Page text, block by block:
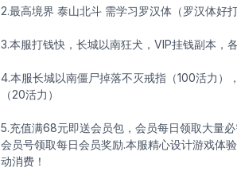
2.最高境界 泰山北斗 需学习罗汉体（罗汉体好打
3.本服打钱快，长城以南狂犬，VIP挂钱副本，
4.本服长城以南僵尸掉落不灭戒指（100活力）
（20活力）
5.充值满68元即送会员包，会员每日领取大量
会员号领取每日会员奖励.本服精心设计游戏体
动消费！